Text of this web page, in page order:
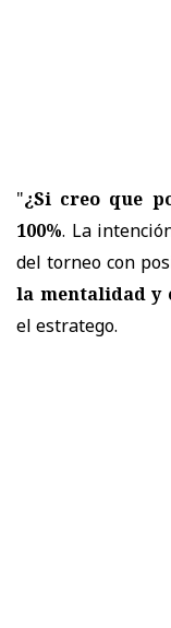
"¿Si creo que
100%. La
del torneo con
la mentalidad y
el estratego.